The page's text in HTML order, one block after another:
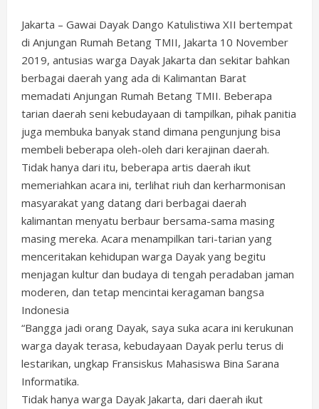
Jakarta – Gawai Dayak Dango Katulistiwa XII bertempat
di Anjungan Rumah Betang TMII, Jakarta 10 November
2019, antusias warga Dayak Jakarta dan sekitar bahkan
berbagai daerah yang ada di Kalimantan Barat
memadati Anjungan Rumah Betang TMII. Beberapa
tarian daerah seni kebudayaan di tampilkan, pihak panitia
juga membuka banyak stand dimana pengunjung bisa
membeli beberapa oleh-oleh dari kerajinan daerah.
Tidak hanya dari itu, beberapa artis daerah ikut
memeriahkan acara ini, terlihat riuh dan kerharmonisan
masyarakat yang datang dari berbagai daerah
kalimantan menyatu berbaur bersama-sama masing
masing mereka. Acara menampilkan tari-tarian yang
menceritakan kehidupan warga Dayak yang begitu
menjagan kultur dan budaya di tengah peradaban jaman
moderen, dan tetap mencintai keragaman bangsa
Indonesia
“Bangga jadi orang Dayak, saya suka acara ini kerukunan
warga dayak terasa, kebudayaan Dayak perlu terus di
lestarikan, ungkap Fransiskus Mahasiswa Bina Sarana
Informatika.
Tidak hanya warga Dayak Jakarta, dari daerah ikut